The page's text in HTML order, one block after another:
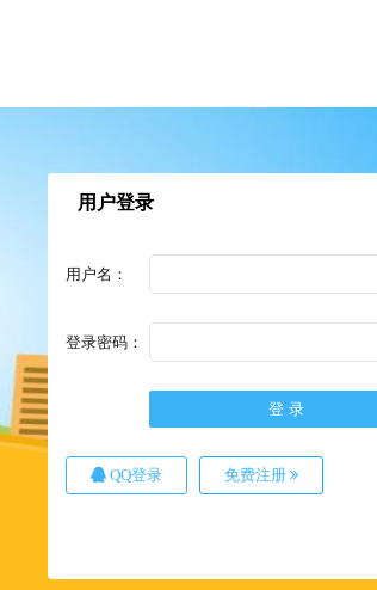
用户登录
用户名：
登录密码：
QQ登录 免费注册